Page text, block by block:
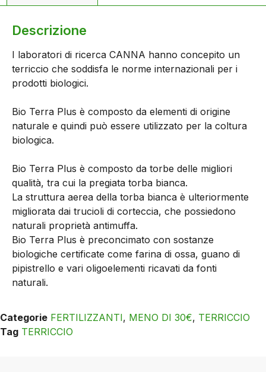
Descrizione
I laboratori di ricerca CANNA hanno concepito un
terriccio che soddisfa le norme internazionali per i
prodotti biologici.
Bio Terra Plus è composto da elementi di origine
naturale e quindi può essere utilizzato per la coltura
biologica.
Bio Terra Plus è composto da torbe delle migliori
qualità, tra cui la pregiata torba bianca.
La struttura aerea della torba bianca è ulteriormente
migliorata dai trucioli di corteccia, che possiedono
naturali proprietà antimuffa.
Bio Terra Plus è preconcimato con sostanze
biologiche certificate come farina di ossa, guano di
pipistrello e vari oligoelementi ricavati da fonti
naturali.
Categorie FERTILIZZANTI, MENO DI 30€, TERRICCIO
Tag TERRICCIO